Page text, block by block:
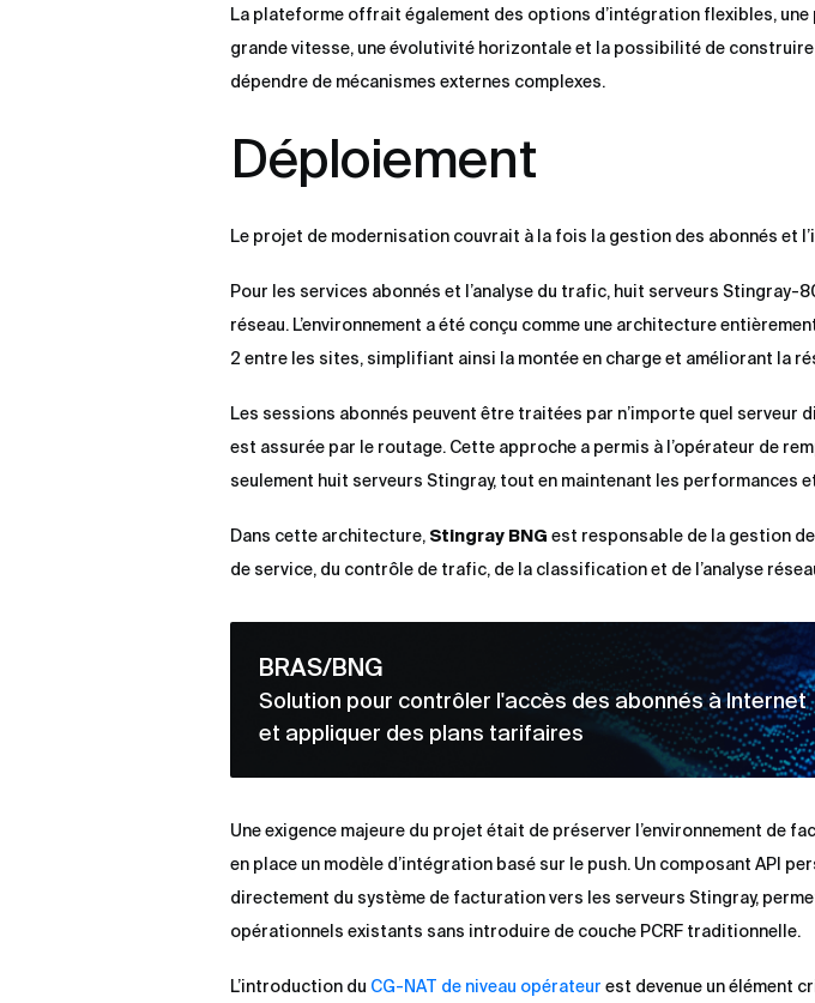
La plateforme offrait également des options d’intégration flexibles,
grande vitesse, une évolutivité horizontale et la possibilité de
dépendre de mécanismes externes complexes.
Déploiement
Le projet de modernisation couvrait à la fois la gestion des abonnés et
Pour les services abonnés et l’analyse du trafic, huit serveurs
réseau. L’environnement a été conçu comme une architecture
2 entre les sites, simplifiant ainsi la montée en charge et améliorant la
Les sessions abonnés peuvent être traitées par n’importe quel
est assurée par le routage. Cette approche a permis à l’opérateur de
seulement huit serveurs Stingray, tout en maintenant les performances
Dans cette architecture, Stingray BNG est responsable de la gestion
de service, du contrôle de trafic, de la classification et de l’analyse
BRAS/BNG
Solution pour contrôler l'accès des abonnés à Internet
et appliquer des plans tarifaires
Une exigence majeure du projet était de préserver l’environnement de
en place un modèle d’intégration basé sur le push. Un composant API
directement du système de facturation vers les serveurs Stingray,
opérationnels existants sans introduire de couche PCRF traditionnelle.
L’introduction du CG-NAT de niveau opérateur est devenue un élément